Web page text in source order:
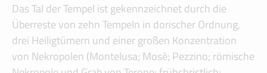
Das Tal der Tempel ist gekennzeichnet durch die
Überreste von zehn Tempeln in dorischer Ordnung,
drei Heiligtümern und einer großen Konzentration
von Nekropolen (Montelusa; Mosè; Pezzino; römische